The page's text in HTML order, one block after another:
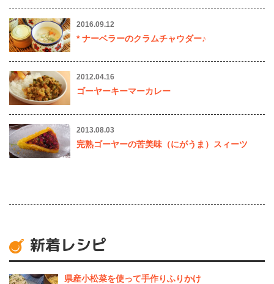
2016.09.12
* ナーベラーのクラムチャウダー♪
2012.04.16
ゴーヤーキーマーカレー
2013.08.03
完熟ゴーヤーの苦美味（にがうま）スィーツ
新着レシピ
県産⼩松菜を使って⼿作りふりかけ